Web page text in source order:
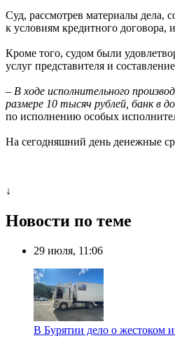
Суд, рассмотрев материалы дела,
к условиям кредитного договора,
Кроме того, судом были
услуг представителя и
– В ходе исполнительного
размере 10 тысяч рублей, банк в
по исполнению особых
На сегодняшний день денежные
↓
Новости по теме
29 июля, 11:06
В Бурятии дело о жестоком